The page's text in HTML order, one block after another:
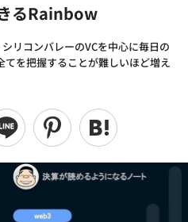
るRainbow
リコンバレーのVCを中心に毎日の
を把握することが難しいほど増え